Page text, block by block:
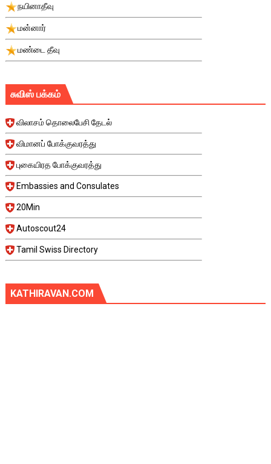
நயினாதீவு
மன்னார்
மண்டை தீவு
சுவிஸ் பக்கம்
விலாசம் தொலைபேசி தேடல்
விமானப் போக்குவரத்து
புகையிரத போக்குவரத்து
Embassies and Consulates
20Min
Autoscout24
Tamil Swiss Directory
KATHIRAVAN.COM